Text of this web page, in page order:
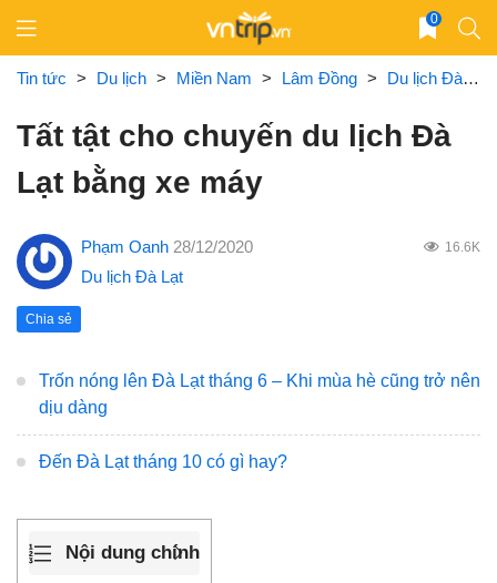
content
0
Tin tức > Du lịch > Miền Nam > Lâm Đồng > Du lịch Đà Lạt
Tất tật cho chuyến du lịch Đà
Lạt bằng xe máy
Phạm Oanh 28/12/2020 16.6K
Du lịch Đà Lạt
Chia sẻ
Trốn nóng lên Đà Lạt tháng 6 – Khi mùa hè cũng trở nên
dịu dàng
Đến Đà Lạt tháng 10 có gì hay?
Nội dung chính